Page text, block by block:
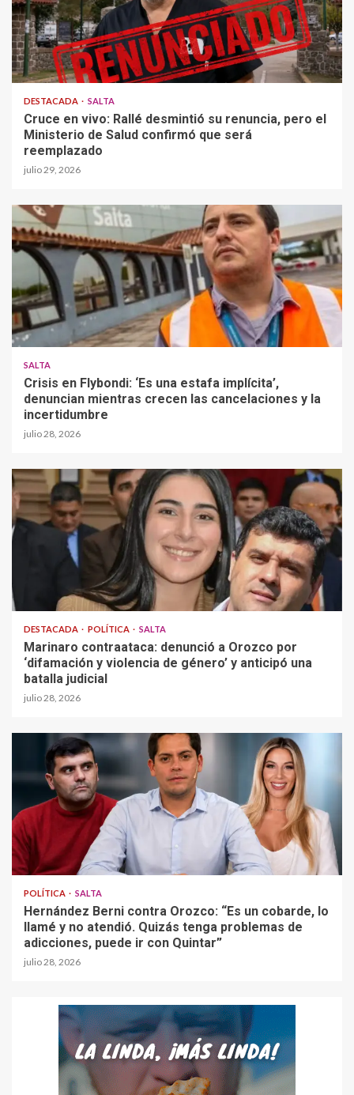
DESTACADA SALTA
Cruce en vivo: Rallé desmintió su renuncia, pero el
Ministerio de Salud confirmó que será
reemplazado
julio 29, 2026
SALTA
Crisis en Flybondi: ‘Es una estafa implícita’,
denuncian mientras crecen las cancelaciones y la
incertidumbre
julio 28, 2026
DESTACADA POLÍTICA SALTA
Marinaro contraataca: denunció a Orozco por
‘difamación y violencia de género’ y anticipó una
batalla judicial
julio 28, 2026
POLÍTICA SALTA
Hernández Berni contra Orozco: “Es un cobarde, lo
llamé y no atendió. Quizás tenga problemas de
adicciones, puede ir con Quintar”
julio 28, 2026